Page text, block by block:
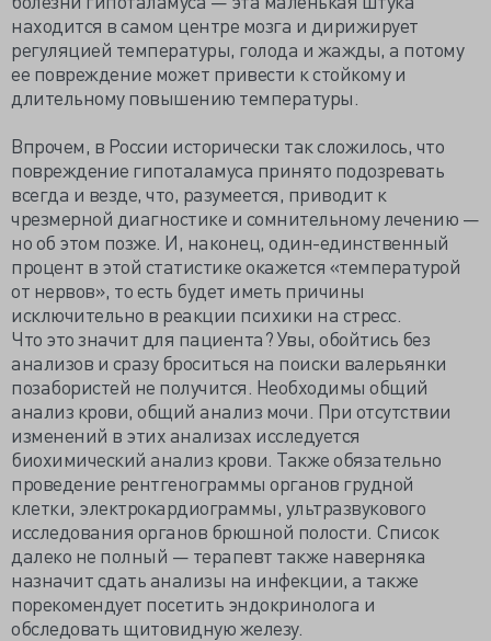
находится в самом центре мозга и дирижирует
регуляцией температуры, голода и жажды, а потому
ее повреждение может привести к стойкому и
длительному повышению температуры.
Впрочем, в России исторически так сложилось, что
повреждение гипоталамуса принято подозревать
всегда и везде, что, разумеется, приводит к
чрезмерной диагностике и сомнительному лечению —
но об этом позже. И, наконец, один-единственный
процент в этой статистике окажется «температурой
от нервов», то есть будет иметь причины
исключительно в реакции психики на стресс.
Что это значит для пациента? Увы, обойтись без
анализов и сразу броситься на поиски валерьянки
позабористей не получится. Необходимы общий
анализ крови, общий анализ мочи. При отсутствии
изменений в этих анализах исследуется
биохимический анализ крови. Также обязательно
проведение рентгенограммы органов грудной
клетки, электрокардиограммы, ультразвукового
исследования органов брюшной полости. Список
далеко не полный — терапевт также наверняка
назначит сдать анализы на инфекции, а также
порекомендует посетить эндокринолога и
обследовать щитовидную железу.